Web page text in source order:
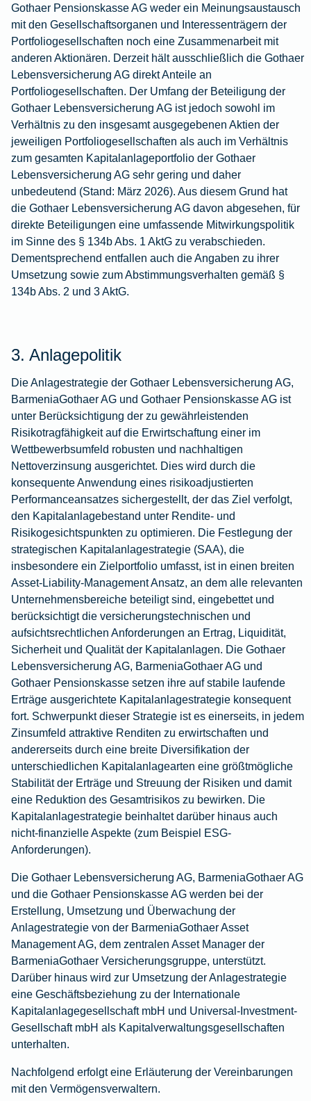
Gothaer Pensionskasse AG weder ein Meinungsaustausch
mit den Gesellschaftsorganen und Interessenträgern der
Portfoliogesellschaften noch eine Zusammenarbeit mit
anderen Aktionären. Derzeit hält ausschließlich die Gothaer
Lebensversicherung AG direkt Anteile an
Portfoliogesellschaften. Der Umfang der Beteiligung der
Gothaer Lebensversicherung AG ist jedoch sowohl im
Verhältnis zu den insgesamt ausgegebenen Aktien der
jeweiligen Portfoliogesellschaften als auch im Verhältnis
zum gesamten Kapitalanlageportfolio der Gothaer
Lebensversicherung AG sehr gering und daher
unbedeutend (Stand: März 2026). Aus diesem Grund hat
die Gothaer Lebensversicherung AG davon abgesehen, für
direkte Beteiligungen eine umfassende Mitwirkungspolitik
im Sinne des § 134b Abs. 1 AktG zu verabschieden.
Dementsprechend entfallen auch die Angaben zu ihrer
Umsetzung sowie zum Abstimmungsverhalten gemäß §
134b Abs. 2 und 3 AktG.
3. Anlagepolitik
Die Anlagestrategie der Gothaer Lebensversicherung AG,
BarmeniaGothaer AG und Gothaer Pensionskasse AG ist
unter Berücksichtigung der zu gewährleistenden
Risikotragfähigkeit auf die Erwirtschaftung einer im
Wettbewerbsumfeld robusten und nachhaltigen
Nettoverzinsung ausgerichtet. Dies wird durch die
konsequente Anwendung eines risikoadjustierten
Performanceansatzes sichergestellt, der das Ziel verfolgt,
den Kapitalanlagebestand unter Rendite- und
Risikogesichtspunkten zu optimieren. Die Festlegung der
strategischen Kapitalanlagestrategie (SAA), die
insbesondere ein Zielportfolio umfasst, ist in einen breiten
Asset-Liability-Management Ansatz, an dem alle relevanten
Unternehmensbereiche beteiligt sind, eingebettet und
berücksichtigt die versicherungstechnischen und
aufsichtsrechtlichen Anforderungen an Ertrag, Liquidität,
Sicherheit und Qualität der Kapitalanlagen. Die Gothaer
Lebensversicherung AG, BarmeniaGothaer AG und
Gothaer Pensionskasse setzen ihre auf stabile laufende
Erträge ausgerichtete Kapitalanlagestrategie konsequent
fort. Schwerpunkt dieser Strategie ist es einerseits, in jedem
Zinsumfeld attraktive Renditen zu erwirtschaften und
andererseits durch eine breite Diversifikation der
unterschiedlichen Kapitalanlagearten eine größtmögliche
Stabilität der Erträge und Streuung der Risiken und damit
eine Reduktion des Gesamtrisikos zu bewirken. Die
Kapitalanlagestrategie beinhaltet darüber hinaus auch
nicht-finanzielle Aspekte (zum Beispiel ESG-
Anforderungen).
Die Gothaer Lebensversicherung AG, BarmeniaGothaer AG
und die Gothaer Pensionskasse AG werden bei der
Erstellung, Umsetzung und Überwachung der
Anlagestrategie von der BarmeniaGothaer Asset
Management AG, dem zentralen Asset Manager der
BarmeniaGothaer Versicherungsgruppe, unterstützt.
Darüber hinaus wird zur Umsetzung der Anlagestrategie
eine Geschäftsbeziehung zu der Internationale
Kapitalanlagegesellschaft mbH und Universal-Investment-
Gesellschaft mbH als Kapitalverwaltungsgesellschaften
unterhalten.
Nachfolgend erfolgt eine Erläuterung der Vereinbarungen
mit den Vermögensverwaltern.